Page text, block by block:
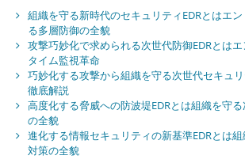
の
安
心
と
情
資
産
防
ン
組織を守る新時代のセキュリティEDRとはエ
る多層防御の全貌
攻撃巧妙化で求められる次世代防御EDRとは
タイム監視革命
巧妙化する攻撃から組織を守る次世代セキュ
徹底解説
高度化する脅威への防波堤EDRとは組織を守
の全貌
進化する情報セキュリティの新基準EDRとは
対策の全貌